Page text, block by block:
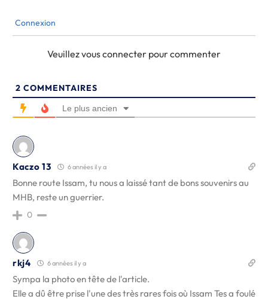
Connexion
Veuillez vous connecter pour commenter
2 COMMENTAIRES
Le plus ancien
Kaczo 13 6 années il y a
Bonne route Issam, tu nous a laissé tant de bons souvenirs au
MHB, reste un guerrier.
0
rkj4 6 années il y a
Sympa la photo en tête de l'article.
Elle a dû être prise l'une des très rares fois où Issam Tes a foulé